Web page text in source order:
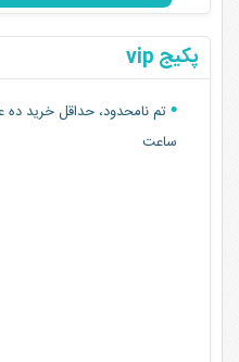
پکیج vip
تم نامحدود، حداقل خرید
ساعت